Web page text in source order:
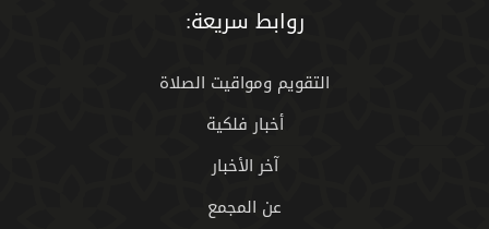
روابط سريعة:
التقويم ومواقيت الصلاة
أخبار فلكية
آخر الأخبار
عن المجمع